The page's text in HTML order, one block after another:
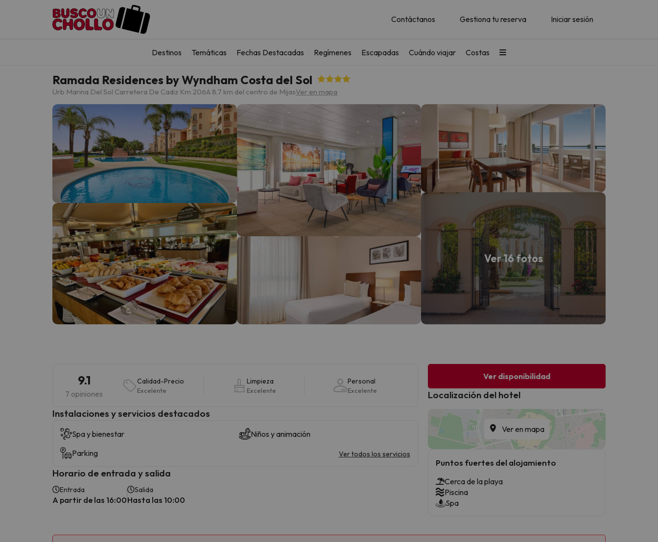
Contáctanos Gestiona tu reserva Iniciar sesión
Destinos Temáticas Fechas Destacadas Regímenes Escapadas Cuándo viajar Costas
Ramada Residences by Wyndham Costa del Sol
Urb Marina Del Sol Carretera De Cadiz Km 206A 8.7 km del centro de MijasVer en mapa
Ver 16 fotos
9.1
7 opiniones
Calidad-Precio
Excelente
Limpieza
Excelente
Personal
Excelente
Instalaciones y servicios destacados
Spa y bienestar
Niños y animación
Parking
Ver todos los servicios
Horario de entrada y salida
Entrada
A partir de las 16:00
Salida
Hasta las 10:00
Ver disponibilidad
Localización del hotel
Ver en mapa
Puntos fuertes del alojamiento
Cerca de la playa
Piscina
Spa